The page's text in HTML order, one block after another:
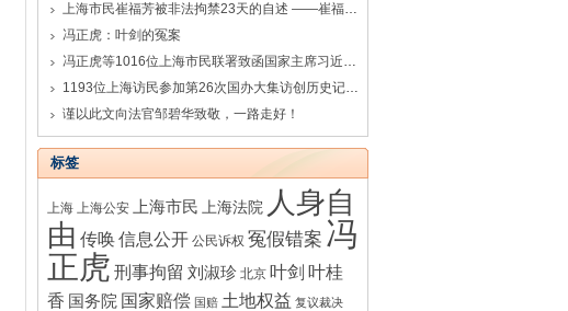
上海市民崔福芳被非法拘禁23天的自述 ——崔福芳被非法拘禁的诉讼系列之一
冯正虎：叶剑的冤案
冯正虎等1016位上海市民联署致函国家主席习近平（完整版）
1193位上海访民参加第26次国办大集访创历史记录（35图）
谨以此文向法官邹碧华致敬，一路走好！
标签
上海 上海公安 上海市民 上海法院 人身自
由 传唤信息公开 公民诉权 冤假错案 冯
正虎 刑事拘留 刘淑珍 北京 叶剑 叶桂
香 国务院 国家赔偿 国赔 土地权益 复议裁决